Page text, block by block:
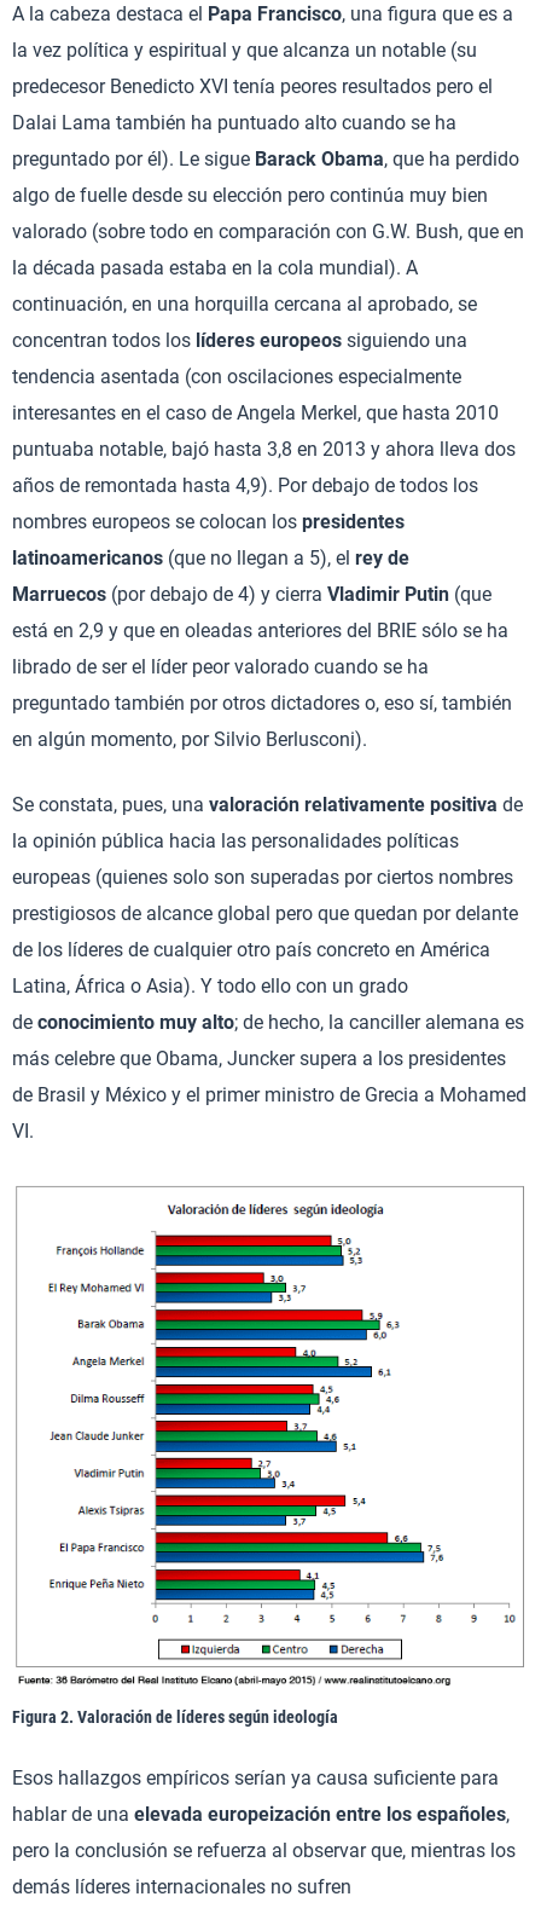
A la cabeza destaca el Papa Francisco, una figura que es a
la vez política y espiritual y que alcanza un notable (su
predecesor Benedicto XVI tenía peores resultados pero el
Dalai Lama también ha puntuado alto cuando se ha
preguntado por él). Le sigue Barack Obama, que ha perdido
algo de fuelle desde su elección pero continúa muy bien
valorado (sobre todo en comparación con G.W. Bush, que en
la década pasada estaba en la cola mundial). A
continuación, en una horquilla cercana al aprobado, se
concentran todos los líderes europeos siguiendo una
tendencia asentada (con oscilaciones especialmente
interesantes en el caso de Angela Merkel, que hasta 2010
puntuaba notable, bajó hasta 3,8 en 2013 y ahora lleva dos
años de remontada hasta 4,9). Por debajo de todos los
nombres europeos se colocan los presidentes
latinoamericanos (que no llegan a 5), el rey de
Marruecos (por debajo de 4) y cierra Vladimir Putin (que
está en 2,9 y que en oleadas anteriores del BRIE sólo se ha
librado de ser el líder peor valorado cuando se ha
preguntado también por otros dictadores o, eso sí, también
en algún momento, por Silvio Berlusconi).
Se constata, pues, una valoración relativamente positiva de
la opinión pública hacia las personalidades políticas
europeas (quienes solo son superadas por ciertos nombres
prestigiosos de alcance global pero que quedan por delante
de los líderes de cualquier otro país concreto en América
Latina, África o Asia). Y todo ello con un grado
de conocimiento muy alto; de hecho, la canciller alemana es
más celebre que Obama, Juncker supera a los presidentes
de Brasil y México y el primer ministro de Grecia a Mohamed
VI.
Figura 2. Valoración de líderes según ideología
Esos hallazgos empíricos serían ya causa suficiente para
hablar de una elevada europeización entre los españoles,
pero la conclusión se refuerza al observar que, mientras los
demás líderes internacionales no sufren